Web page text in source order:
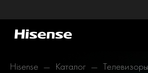
Hisense Каталог Телевизоры